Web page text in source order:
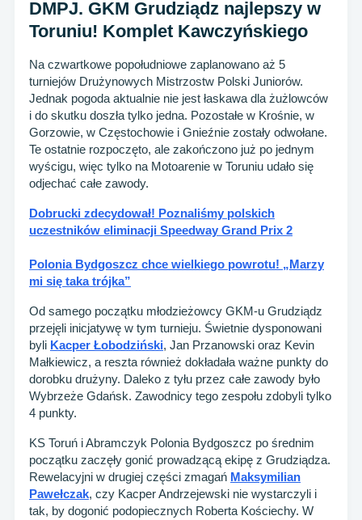
DMPJ. GKM Grudziądz najlepszy w
Toruniu! Komplet Kawczyńskiego
Na czwartkowe popołudniowe zaplanowano aż 5
turniejów Drużynowych Mistrzostw Polski Juniorów.
Jednak pogoda aktualnie nie jest łaskawa dla żużlowców
i do skutku doszła tylko jedna. Pozostałe w Krośnie, w
Gorzowie, w Częstochowie i Gnieźnie zostały odwołane.
Te ostatnie rozpoczęto, ale zakończono już po jednym
wyścigu, więc tylko na Motoarenie w Toruniu udało się
odjechać całe zawody.
Dobrucki zdecydował! Poznaliśmy polskich
uczestników eliminacji Speedway Grand Prix 2
Polonia Bydgoszcz chce wielkiego powrotu! „Marzy
mi się taka trójka”
Od samego początku młodzieżowcy GKM-u Grudziądz
przejęli inicjatywę w tym turnieju. Świetnie dysponowani
byli Kacper Łobodziński, Jan Przanowski oraz Kevin
Małkiewicz, a reszta również dokładała ważne punkty do
dorobku drużyny. Daleko z tyłu przez całe zawody było
Wybrzeże Gdańsk. Zawodnicy tego zespołu zdobyli tylko
4 punkty.
KS Toruń i Abramczyk Polonia Bydgoszcz po średnim
początku zaczęły gonić prowadzącą ekipę z Grudziądza.
Rewelacyjni w drugiej części zmagań Maksymilian
Pawełczak, czy Kacper Andrzejewski nie wystarczyli i
tak, by dogonić podopiecznych Roberta Kościechy. W